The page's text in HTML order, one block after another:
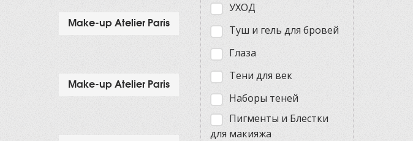
Make-up Atelier Paris
Make-up Atelier Paris
УХОД
Туш и гель для бровей
Глаза
Тени для век
Наборы теней
Пигменты и Блестки
для макияжа